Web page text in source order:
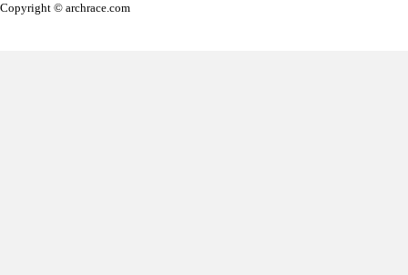
Copyright © archrace.com